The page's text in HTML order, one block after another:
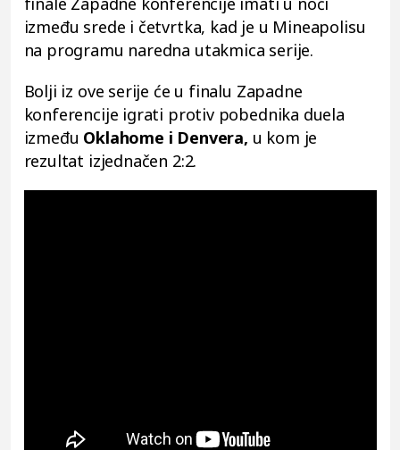
između srede i četvrtka, kad je u Mineapolisu
na programu naredna utakmica serije.
Bolji iz ove serije će u finalu Zapadne
konferencije igrati protiv pobednika duela
između Oklahome i Denvera, u kom je
rezultat izjednačen 2:2.